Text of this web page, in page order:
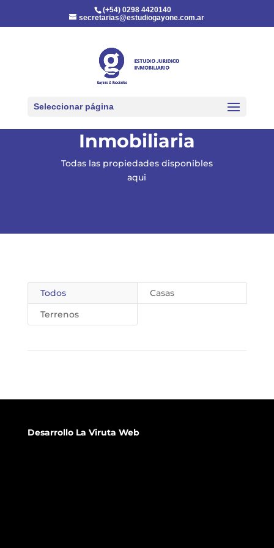
(+54) 0298 4420140
secretarias@estudiogayone.com.ar
Seleccionar página
Inmobiliaria
Todas las propiedades disponibles
aqui
Todos
Casas
Terrenos
Desarrollo La Viruta Web